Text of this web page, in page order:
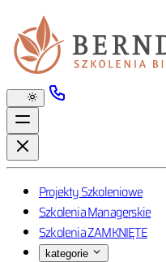
Projekty Szkoleniowe
Szkolenia Managerskie
Szkolenia ZAMKNIĘTE
kategorie